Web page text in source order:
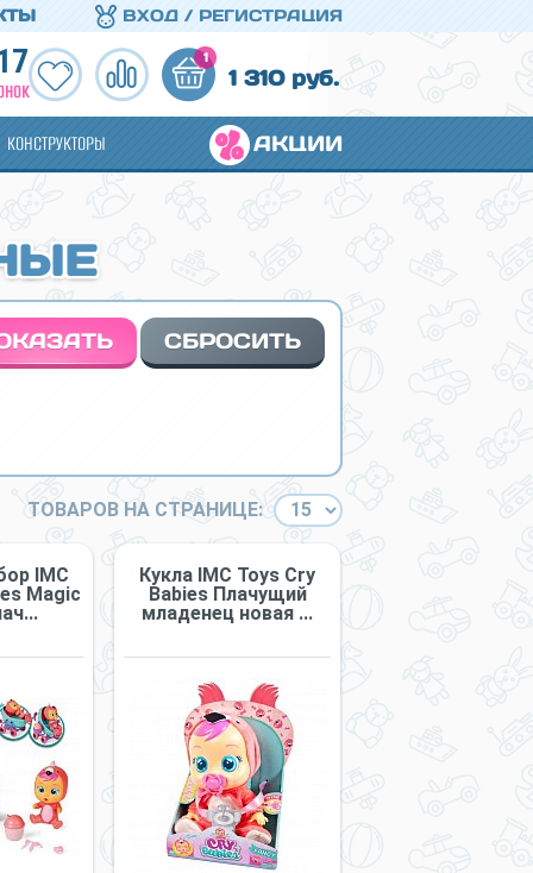
ВХОД / РЕГИСТРАЦИЯ
1
1 310 руб.
КОНСТРУКТОРЫ АКЦИИ
ТОВАРОВ НА СТРАНИЦЕ:
IMC
Magic
Кукла IMC Toys Cry
Babies Плачущий
младенец новая ...